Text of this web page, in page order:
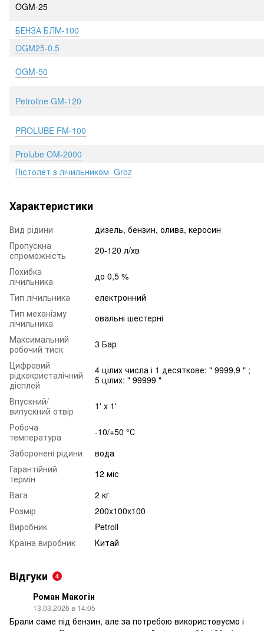
OGM-25
БЕНЗА БЛМ-100
OGM25-0.5
OGM-50
Petroline GM-120
PROLUBE FM-100
Prolube OM-2000
Пістолет з лічильником Groz
Характеристики
Вид рідини
дизель, бензин, олива, керосин
Пропускна
спроможність
20-120 л/хв
Похибка
лічильника
до 0,5 %
Тип лічильника
електронний
Тип механізму
лічильника
овальні шестерні
Максимальний
робочий тиск
3 Бар
Цифровий
рідкокристалічний
дісплей
4 цілих числа і 1 десяткове: " 9999,9 " ;
5 цілих: " 99999 "
Впускний/
випускний отвір
1' x 1'
Робоча
температура
-10/+50 °С
Заборонені рідини
вода
Гарантійний
термін
12 міс
Вага
2 кг
Розмір
200x100x100
Виробник
Petroll
Країна виробник
Китай
Відгуки 4
Роман Макогін
13.03.2026 в 14:05
Брали саме під бензин, але за потребою використовуємо і